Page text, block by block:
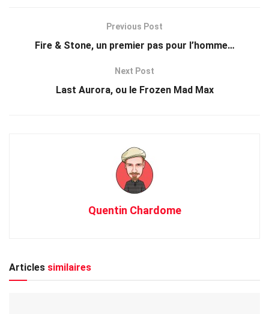
Previous Post
Fire & Stone, un premier pas pour l’homme…
Next Post
Last Aurora, ou le Frozen Mad Max
Quentin Chardome
Articles similaires